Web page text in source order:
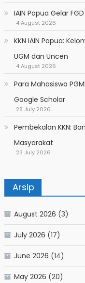
IAIN Papua Gelar
4 August 2026
KKN IAIN Papua:
UGM dan Uncen
4 August 2026
Para Mahasiswa
Google Scholar
28 July 2026
Pembekalan KKN:
Masyarakat
23 July 2026
Arsip
August 2026 (3)
July 2026 (17)
June 2026 (14)
May 2026 (20)